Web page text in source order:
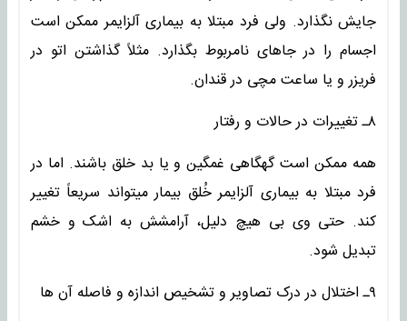
جایش نگذارد. ولی فرد مبتلا به بیماری آلزایمر ممکن است
اجسام را در جاهای نامربوط بگذارد. مثلاً گذاشتن اتو در
فریزر و یا ساعت مچی در قندان.
۸ـ تغییرات در حالات و رفتار
همه ممکن است گهگاهی غمگین و یا بد خلق باشند. اما در
فرد مبتلا به بیماری آلزایمر خُلق بیمار میتواند سریعاً‌ تغییر
کند. حتی وی بی هیچ دلیل، آرامشش به اشک و خشم
تبدیل شود.
۹ـ اختلال در درک تصاویر و تشخیص اندازه و فاصله آن ها